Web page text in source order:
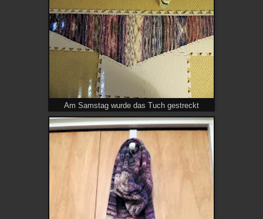
Am Samstag wurde das Tuch gestreckt